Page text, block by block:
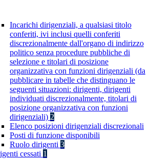
Incarichi dirigenziali, a qualsiasi titolo
conferiti, ivi inclusi quelli conferiti
discrezionalmente dall'organo di indirizzo
politico senza procedure pubbliche di
selezione e titolari di posizione
organizzativa con funzioni dirigenziali (da
pubblicare in tabelle che distinguano le
seguenti situazioni: dirigenti, dirigenti
individuati discrezionalmente, titolari di
posizione organizzativa con funzioni
dirigenziali) 2
Elenco posizioni dirigenziali discrezionali
Posti di funzione disponibili
Ruolo dirigenti 3
cessati 1